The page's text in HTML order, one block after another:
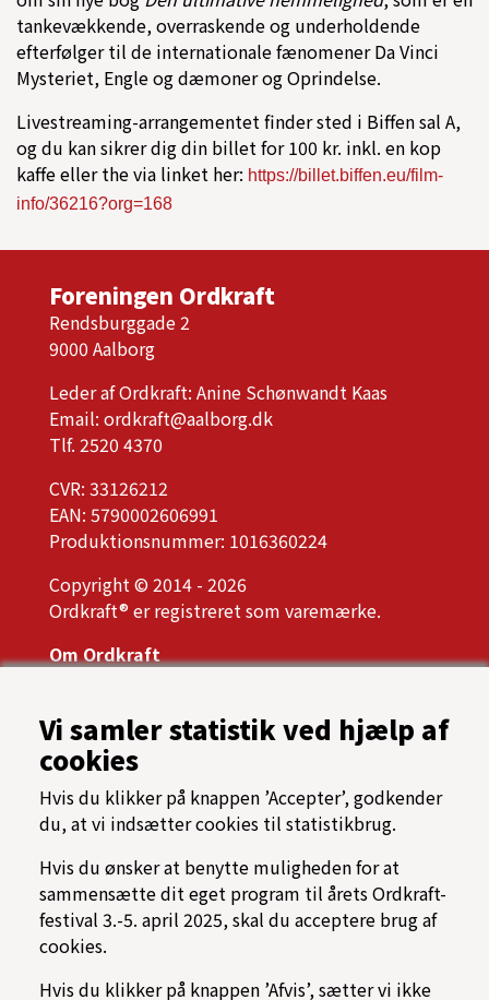
tankevækkende, overraskende og underholdende
efterfølger til de internationale fænomener Da Vinci
Mysteriet, Engle og dæmoner og Oprindelse.
Livestreaming-arrangementet finder sted i Biffen sal A,
og du kan sikrer dig din billet for 100 kr. inkl. en kop
kaffe eller the via linket her: https://billet.biffen.eu/film-
info/36216?org=168
Foreningen Ordkraft
Rendsburggade 2
9000 Aalborg
Leder af Ordkraft: Anine Schønwandt Kaas
Email: ordkraft@aalborg.dk
Tlf. 2520 4370
CVR: 33126212
EAN: 5790002606991
Produktionsnummer: 1016360224
Copyright © 2014 - 2026
Ordkraft® er registreret som varemærke.
Om Ordkraft
Presse
Samarbejdspartnere
Tilgængelighed
Oftest stillede spørgsmål
Cookiespolitik
Programarkiv
→ Find vej til Nordkraft
⟳ Find rundt på Ordkraft
Vi samler statistik ved hjælp af
cookies
Hvis du klikker på knappen ’Accepter’, godkender
du, at vi indsætter cookies til statistikbrug.
Hvis du ønsker at benytte muligheden for at
sammensætte dit eget program til årets Ordkraft-
festival 3.-5. april 2025, skal du acceptere brug af
cookies.
Hvis du klikker på knappen ’Afvis’, sætter vi ikke